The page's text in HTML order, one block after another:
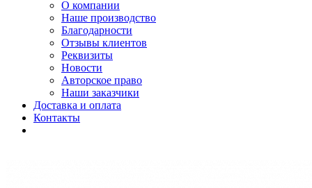
О компании
Наше производство
Благодарности
Отзывы клиентов
Реквизиты
Новости
Авторское право
Наши заказчики
Доставка и оплата
Контакты